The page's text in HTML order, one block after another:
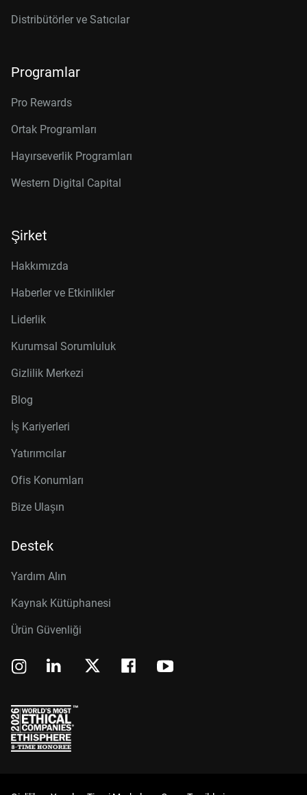
Distribütörler ve Satıcılar
Programlar
Pro Rewards
Ortak Programları
Hayırseverlik Programları
Western Digital Capital
Şirket
Hakkımızda
Haberler ve Etkinlikler
Liderlik
Kurumsal Sorumluluk
Gizlilik Merkezi
Blog
İş Kariyerleri
Yatırımcılar
Ofis Konumları
Bize Ulaşın
Destek
Yardım Alın
Kaynak Kütüphanesi
Ürün Güvenliği